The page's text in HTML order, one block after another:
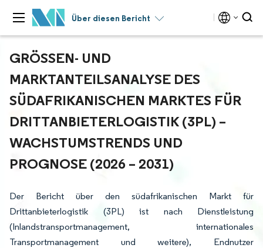
Über diesen Bericht
GRÖSSEN- UND M
ARKTANTEILSANALYSE DES S
ÜDAFRIKANISCHEN MARKTES FÜR D
RITTANBIETERLOGISTIK (3PL) – W
ACHSTUMSTRENDS UND P
ROGNOSE (2026 – 2031)
Der Bericht über den südafrikanischen Markt für
Drittanbieterlogistik (3PL) ist nach Dienstleistung
(Inlandstransportmanagement, internationales
Transportmanagement und weitere), Endnutzer